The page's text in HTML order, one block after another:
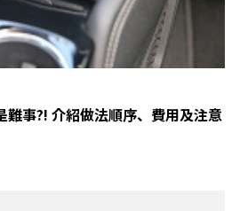
難事?! 介紹做法順序、費用及注意